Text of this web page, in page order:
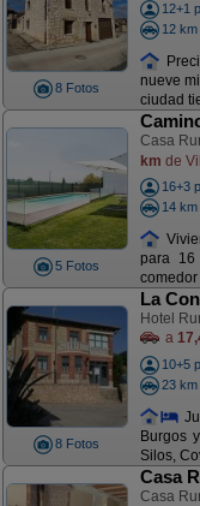
8 Fotos
12+1
12
nueve
ciudad
5 Fotos
Casa
km de
16+3
14
para
8 Fotos
La
Hotel
a
10+5
23 km
Burgos
Silos,
Casa
Casa